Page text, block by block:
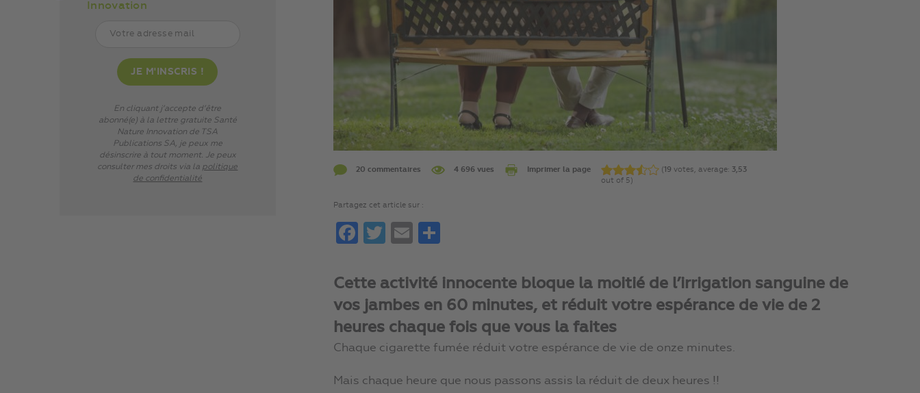
Innovation
En cliquant j’accepte d’être
abonné(e) à la lettre gratuite Santé
Nature Innovation de TSA
Publications SA, je peux me
désinscrire à tout moment. Je peux
consulter mes droits via la politique
de confidentialité
20 commentaires 4 696 vues Imprimer la page (19 votes, average: 3,53
out of 5)
Partagez cet article sur :
FacebookTwitterEmail
Cette activité innocente bloque la moitié de l’irrigation sanguine de
vos jambes en 60 minutes, et réduit votre espérance de vie de 2
heures chaque fois que vous la faites
Chaque cigarette fumée réduit votre espérance de vie de onze minutes.
Mais chaque heure que nous passons assis la réduit de deux heures !!